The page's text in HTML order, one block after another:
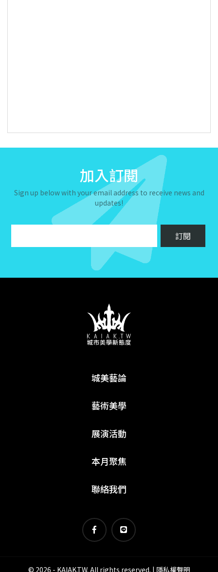
加入訂閱
Sign up below with your email address to receive news and
updates!
城美藝論
藝術美學
展演活動
本月聚焦
聯絡我們
© 2026 - KAIAK.TW. All rights reserved. | 隱私權聲明